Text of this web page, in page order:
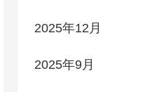
2025年12月
2025年9月